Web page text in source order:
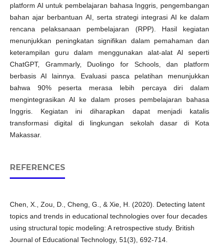
platform AI untuk pembelajaran bahasa Inggris, pengembangan
bahan ajar berbantuan AI, serta strategi integrasi AI ke dalam
rencana pelaksanaan pembelajaran (RPP). Hasil kegiatan
menunjukkan peningkatan signifikan dalam pemahaman dan
keterampilan guru dalam menggunakan alat-alat AI seperti
ChatGPT, Grammarly, Duolingo for Schools, dan platform
berbasis AI lainnya. Evaluasi pasca pelatihan menunjukkan
bahwa 90% peserta merasa lebih percaya diri dalam
mengintegrasikan AI ke dalam proses pembelajaran bahasa
Inggris. Kegiatan ini diharapkan dapat menjadi katalis
transformasi digital di lingkungan sekolah dasar di Kota
Makassar.
REFERENCES
Chen, X., Zou, D., Cheng, G., & Xie, H. (2020). Detecting latent
topics and trends in educational technologies over four decades
using structural topic modeling: A retrospective study. British
Journal of Educational Technology, 51(3), 692-714.